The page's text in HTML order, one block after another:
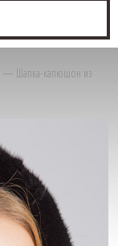
— Шапка-капюшон из